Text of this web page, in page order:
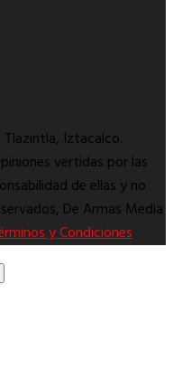
Tlazintla, Iztacalco.
vertidas por las
de ellas y no
De Armas Media
y Condiciones